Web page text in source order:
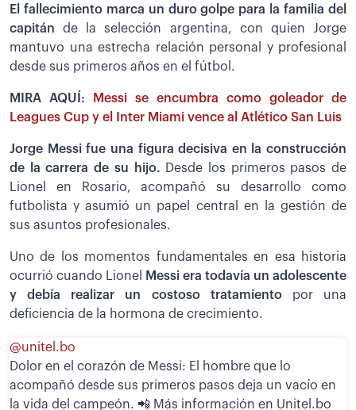
El fallecimiento marca un duro golpe para la familia del
capitán de la selección argentina, con quien Jorge
mantuvo una estrecha relación personal y profesional
desde sus primeros años en el fútbol.
MIRA AQUÍ:
Messi se encumbra como goleador de
Leagues Cup y el Inter Miami vence al Atlético San Luis
Jorge Messi fue una figura decisiva en la construcción
de la carrera de su hijo. Desde los primeros pasos de
Lionel en Rosario, acompañó su desarrollo como
futbolista y asumió un papel central en la gestión de
sus asuntos profesionales.
Uno de los momentos fundamentales en esa historia
ocurrió cuando Lionel
Messi era todavía un adolescente
y debía realizar un costoso tratamiento por una
deficiencia de la hormona de crecimiento.
@unitel.bo
Dolor en el corazón de Messi: El hombre que lo
acompañó desde sus primeros pasos deja un vacío en
la vida del campeón. 📲 Más información en Unitel.bo